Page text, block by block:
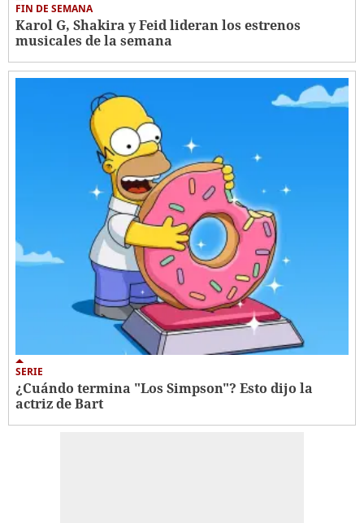
FIN DE SEMANA
Karol G, Shakira y Feid lideran los estrenos
musicales de la semana
SERIE
¿Cuándo termina "Los Simpson"? Esto dijo la
actriz de Bart